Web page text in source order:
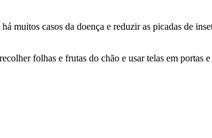
muitos casos da doença e reduzir as picadas de
folhas e frutas do chão e usar telas em portas